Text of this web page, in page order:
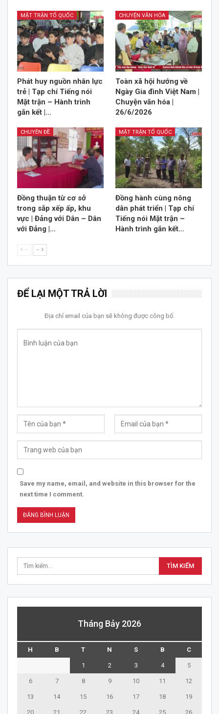
MẶT TRẬN TỔ QUỐC
Phát huy nguồn nhân lực
trẻ | Tạp chí Tiếng nói
Mặt trận – Hành trình
gắn kết |…
CHUYỆN VĂN HÓA
Toàn xã hội hướng về
Ngày Gia đình Việt Nam |
Chuyện văn hóa |
26/6/2026
CHUYÊN ĐỀ
Đồng thuận từ cơ sở
trong sắp xếp ấp, khu
vực | Đảng với Dân – Dân
với Đảng |…
MẶT TRẬN TỔ QUỐC
Đồng hành cùng nông
dân phát triển | Tạp chí
Tiếng nói Mặt trận –
Hành trình gắn kết…
-- --
ĐỂ LẠI MỘT TRẢ LỜI
Địa chỉ email của bạn sẽ không được công bố.
Save my name, email, and website in this browser for the
next time I comment.
Tháng Bảy 2026
H B T N S B C
1 2 3 4 5
6 7 8 9 10 11 12
13 14 15 16 17 18 19
20 21 22 23 24 25 26